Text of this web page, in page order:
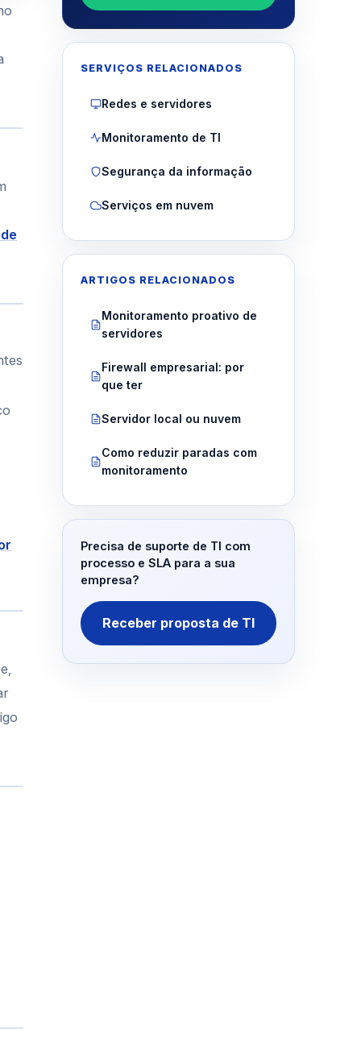
SERVIÇOS RELACIONADOS
Redes e servidores
Monitoramento de TI
Segurança da informação
Serviços em nuvem
ARTIGOS RELACIONADOS
Monitoramento proativo de
servidores
Firewall empresarial: por
que ter
Servidor local ou nuvem
Como reduzir paradas com
monitoramento
Precisa de suporte de TI com
processo e SLA para a sua
empresa?
Receber proposta de TI